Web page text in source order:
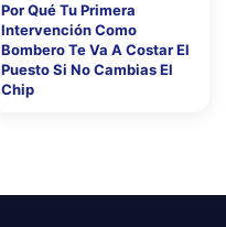
Por Qué Tu Primera
Intervención Como
Bombero Te Va A Costar El
Puesto Si No Cambias El
Chip